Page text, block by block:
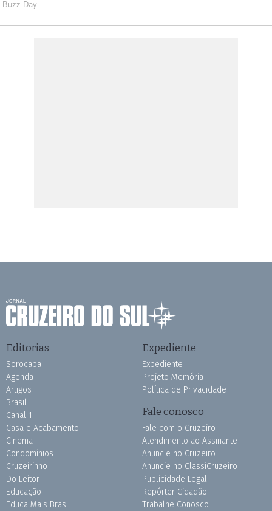
Editorias
Sorocaba
Agenda
Artigos
Brasil
Canal 1
Casa e Acabamento
Cinema
Condomínios
Cruzeirinho
Do Leitor
Educação
Educa Mais Brasil
Expediente
Expediente
Projeto Memória
Política de Privacidade
Fale conosco
Fale com o Cruzeiro
Atendimento ao Assinante
Anuncie no Cruzeiro
Anuncie no ClassiCruzeiro
Publicidade Legal
Repórter Cidadão
Trabalhe Conosco